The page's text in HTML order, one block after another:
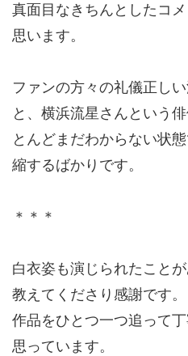
真面目なきちんとしたコ
思います。
ファンの方々の礼儀正し
と、横浜流星さんという
とんどまだわからない状
縮するばかりです。
＊＊＊
白衣姿も演じられたことが
教えてくださり感謝です。
作品をひとつ一つ追って
思っています。